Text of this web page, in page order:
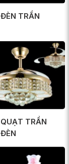
ĐÈN TRẦN
QUẠT TRẦN
ĐÈN